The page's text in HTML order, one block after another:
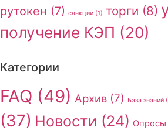
рутокен (7) санкции (1) торги (8)
получение КЭП (20)
Категории
FAQ (49) Архив (7) База знаний
(37) Новости (24) Опросы